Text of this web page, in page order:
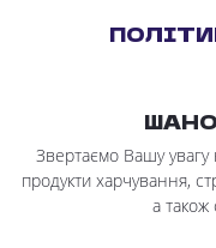
Звертаємо Вашу
продукти харчування,
а також